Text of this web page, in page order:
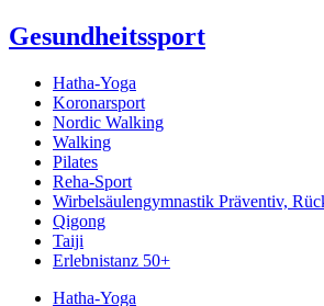
Gesundheitssport
Hatha-Yoga
Koronarsport
Nordic Walking
Walking
Pilates
Reha-Sport
Wirbelsäulengymnastik Präventiv,
Qigong
Taiji
Erlebnistanz 50+
Hatha-Yoga